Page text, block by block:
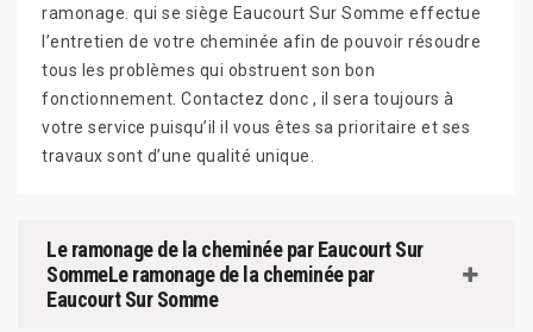
ramonage. qui se siège Eaucourt Sur Somme effectue
l’entretien de votre cheminée afin de pouvoir résoudre
tous les problèmes qui obstruent son bon
fonctionnement. Contactez donc , il sera toujours à
votre service puisqu’il il vous êtes sa prioritaire et ses
travaux sont d’une qualité unique.
Le ramonage de la cheminée par Eaucourt Sur
SommeLe ramonage de la cheminée par
Eaucourt Sur Somme